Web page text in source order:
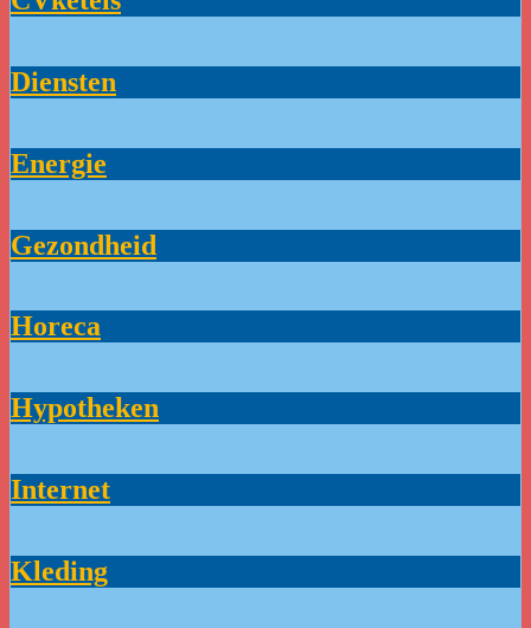
Diensten
Energie
Gezondheid
Horeca
Hypotheken
Internet
Kleding